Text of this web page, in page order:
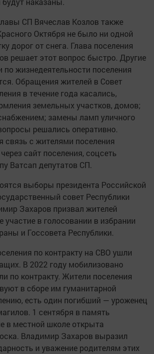
СП Вячеслав Козлов также
Октября не было ни одной
дорог от снега. Глава поселения
решает этот вопрос быстро. Другие
жизнедеятельности поселения
Обращения жителей в Совет
в течение года касались,
земельных участков, домов;
замены ламп уличного
решались оперативно.
с жителями поселения
сайт поселения, соцсеть
Ватсап депутатов СП.
выборы президента Российской
совет Республики
Захаров призвал жителей
участие в голосовании в избрании
и Госсовета Республики.
по контракту на СВО ушли
В 2022 году мобилизовано
по контракту. Жители поселения
в сборе им гуманитарной
есть один погибший — уроженец
1 сентября в память
в местной школе открыта
Владимир Захаров выразил
и уважение родителям этих